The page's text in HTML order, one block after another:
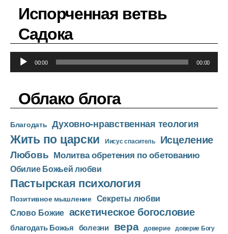
л
Испорченная ветвь
Садока
у
о
п
л
е
е
р
00:00 00:00
Облако блога
Благодать Духовно-нравственная теология
Жить по царски Иисус спаситель Исцеление
Любовь Молитва обретения по обетованию
Обилие Божьей любви
Пастырская психология
Позитивное мышление Секреты любви
Слово Божие аскетическое богословие
благодать Божья болезни вера доверие доверие Богу